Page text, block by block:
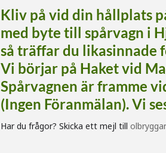
Kliv på vid din hållplats
med byte till spårvagn i
så träffar du likasinnade
Vi börjar på Haket vid
Spårvagnen är framme
(Ingen Föranmälan). Vi
Har du frågor? Skicka ett mejl till